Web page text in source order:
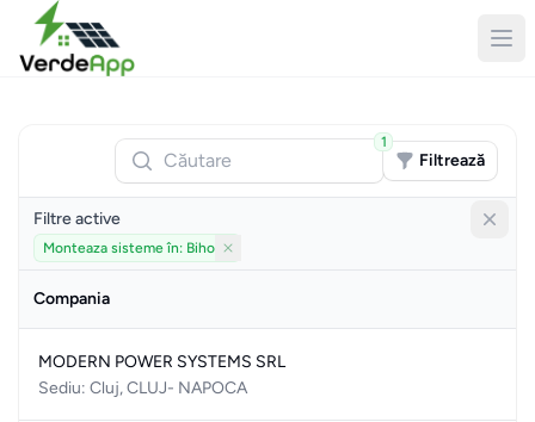
Căutare Filtrează
1
Filtre active
Monteaza sisteme în: Bihor Elimină filtru
Compania
MODERN POWER SYSTEMS SRL
Sediu: Cluj, CLUJ- NAPOCA